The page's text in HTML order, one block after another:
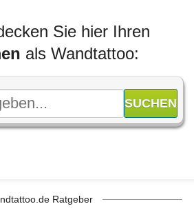
Sie hier Ihren
als Wandtattoo:
Ratgeber